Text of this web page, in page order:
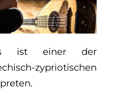
ist einer der
zypriotischen